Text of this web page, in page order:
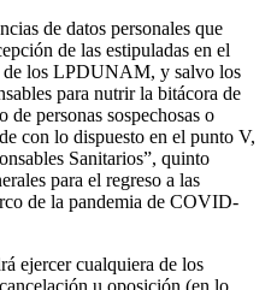
de datos personales que
de las estipuladas en el
los LPDUNAM, y salvo los
para nutrir la bitácora de
personas sospechosas o
con lo dispuesto en el punto V,
Sanitarios”, quinto
para el regreso a las
de la pandemia de COVID-
ejercer cualquiera de los